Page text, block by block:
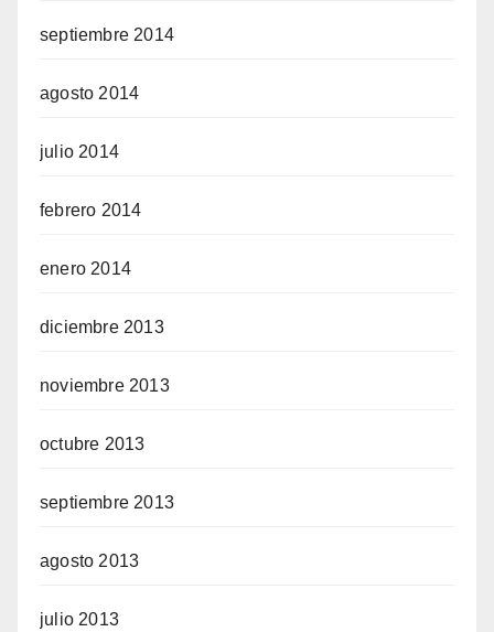
septiembre 2014
agosto 2014
julio 2014
febrero 2014
enero 2014
diciembre 2013
noviembre 2013
octubre 2013
septiembre 2013
agosto 2013
julio 2013